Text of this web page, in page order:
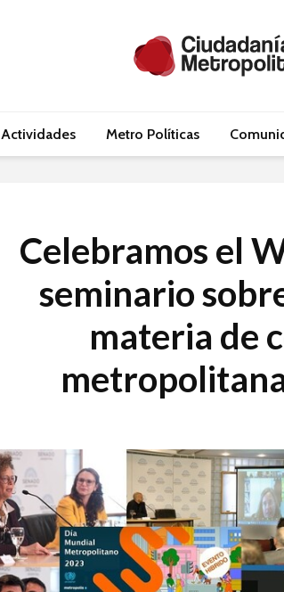
Actividades Metro Políticas
Celebramos el
seminario
materia de